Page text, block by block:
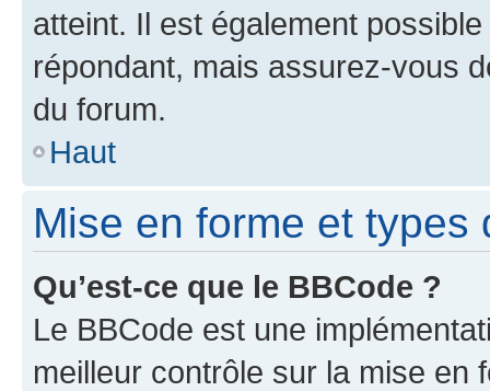
atteint. Il est également
répondant, mais assurez-vous
du forum.
Haut
Mise en forme et types
Qu’est-ce que le BBCode ?
Le BBCode est une
meilleur contrôle sur la mise en